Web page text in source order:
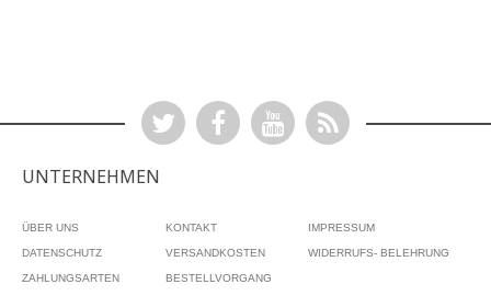
UNTERNEHMEN
ÜBER UNS KONTAKT IMPRESSUM
DATENSCHUTZ VERSANDKOSTEN WIDERRUFS- BELEHRUNG
ZAHLUNGSARTEN BESTELLVORGANG